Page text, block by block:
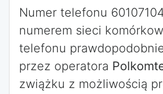
Numer telefonu
numerem sieci
telefonu
przez operatora
zwiążku z możliwością